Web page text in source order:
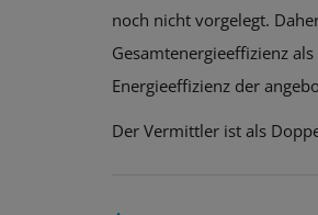
noch nicht vorgelegt.
Gesamtenergieeffizienz
Energieeffizienz der
Der Vermittler ist als